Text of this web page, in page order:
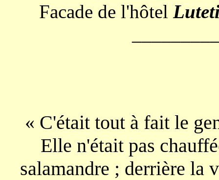
Facade de l'hôtel
« C'était tout à fait le
Elle n'était pas
salamandre ; derrière la